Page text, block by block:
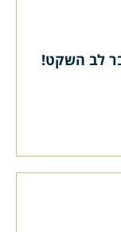
בר לב השקט!